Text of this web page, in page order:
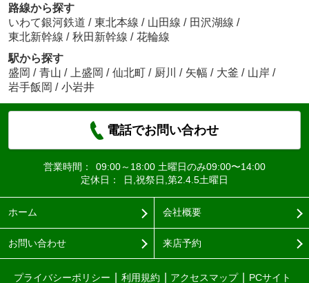
路線から探す
いわて銀河鉄道 / 東北本線 / 山田線 / 田沢湖線 /
東北新幹線 / 秋田新幹線 / 花輪線
駅から探す
盛岡 / 青山 / 上盛岡 / 仙北町 / 厨川 / 矢幅 / 大釜 / 山岸 /
岩手飯岡 / 小岩井
電話でお問い合わせ
営業時間：
09:00～18:00 土曜日のみ09:00〜14:00
定休日：
日,祝祭日,第2.4.5土曜日
ホーム 会社概要
お問い合わせ 来店予約
プライバシーポリシー 利用規約 アクセスマップ PCサイト